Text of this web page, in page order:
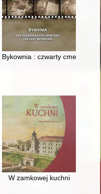
w latach 1839-1944. Z. 12,
Bykownia : czwarty cmentarz
wywiadu
W zamkowej kuchni